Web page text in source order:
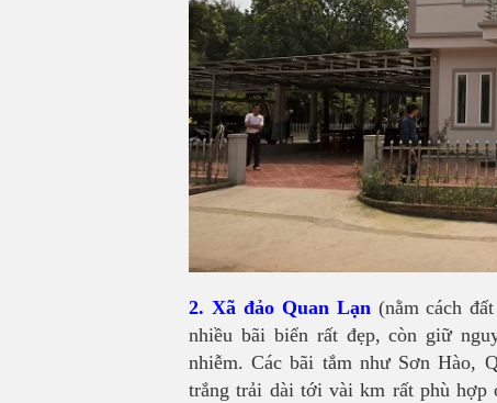
2. Xã đảo Quan Lạn(nằm cách
nhiều bãi biển rất đẹp, còn giữ
nhiễm. Các bãi tắm như Sơn Hào,
trắng trải dài tới vài km rất phù hợp